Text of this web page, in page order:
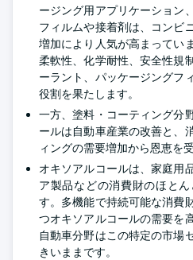
ージング用アプリケーション
フィルムや接着剤は、コンビ
増加により人気が高まってい
柔軟性、化学耐性、安全性規
ーラント、パッケージングフ
役割を果たします。
一方、塗料・コーティング分
ールは自動車産業の改善と、
ィングの需要増加から恩恵を
オキソアルコールは、家庭用
ア製品などの消費財のほと
す。多機能で持続可能な消費
つオキソアルコールの需要を
自動車分野はこの特定の市場
きいままです。